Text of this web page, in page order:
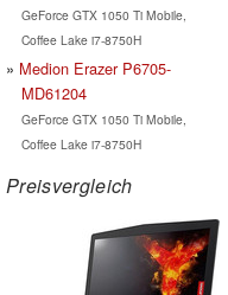
GeForce GTX 1050 Ti Mobile,
Coffee Lake i7-8750H
Medion Erazer P6705-
MD61204
GeForce GTX 1050 Ti Mobile,
Coffee Lake i7-8750H
Preisvergleich